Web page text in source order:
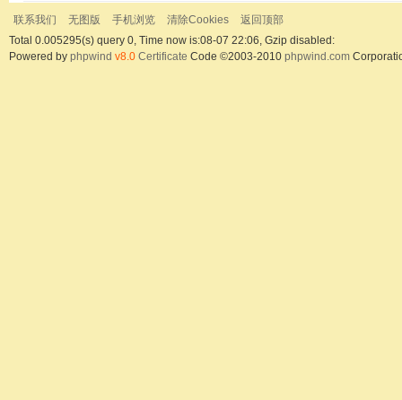
联系我们 无图版 手机浏览 清除Cookies
返回顶部
Total 0.005295(s) query 0, Time now is:08-07 22:06, Gzip disabled:
Powered by phpwind v8.0 Certificate Code ©2003-2010 phpwind.com